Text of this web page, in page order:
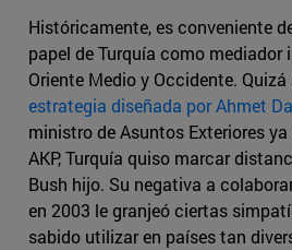
Históricamente, es conveniente
papel de Turquía como mediador
Oriente Medio y Occidente.
estrategia diseñada por Ahmet
ministro de Asuntos Exteriores
AKP, Turquía quiso marcar
Bush hijo. Su negativa a
en 2003 le granjeó ciertas
sabido utilizar en países tan